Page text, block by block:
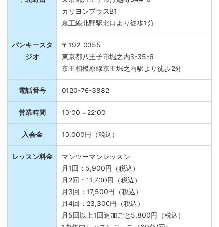
子北野店
東京都八王子市打越町344-6
カリヨンプラスB1
京王線北野駅北口より徒歩1分
パンキースタ
ジオ
〒192-0355
東京都八王子市堀之内3-35-6
京王相模原線京王堀之内駅より徒歩2分
電話番号
営業時間
入会金 10,000円（税込）
レッスン料金
マンツーマンレッスン
月1回：5,900円（税込）
月2回：11,700円（税込）
月3回：17,500円（税込）
月4回：23,300円（税込）
月5回以上1回追加ごと5,800円（税込）